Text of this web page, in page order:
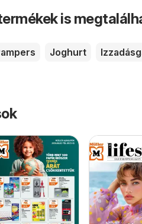
is
Joghurt